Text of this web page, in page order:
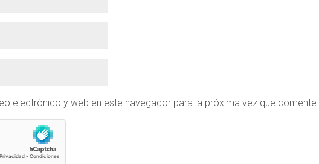
electrónico y web en este navegador para la próxima vez que comente.